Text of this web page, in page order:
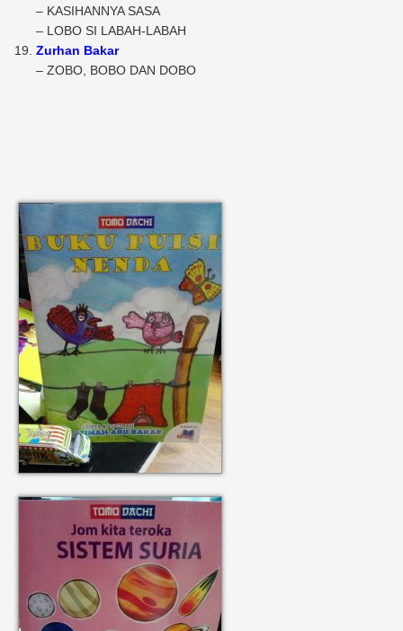
– KASIHANNYA SASA
– LOBO SI LABAH-LABAH
Zurhan Bakar
– ZOBO, BOBO DAN DOBO